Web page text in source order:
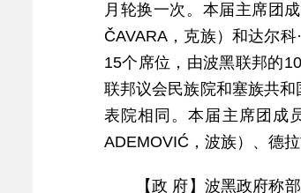
月轮换一次。本届主席团
ČAVARA，克族）和达尔
15个席位，由波黑联邦的
联邦议会民族院和塞族共
表院相同。本届主席团成
ADEMOVIĆ，波族）、德
【政 府】波黑政府称